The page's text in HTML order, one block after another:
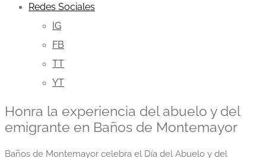
Redes Sociales
IG
FB
TT
YT
Honra la experiencia del abuelo y del
emigrante en Baños de Montemayor
Baños de Montemayor celebra el Día del Abuelo y del